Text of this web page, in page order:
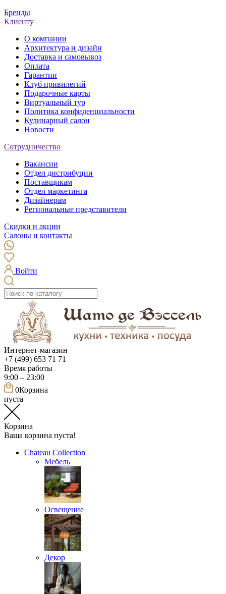
Бренды
Клиенту
О компании
Архитектура и дизайн
Доставка и самовывоз
Оплата
Гарантии
Клуб привилегий
Подарочные карты
Виртуальный тур
Политика конфиденциальности
Кулинарный салон
Новости
Сотрудничество
Вакансии
Отдел дистрибуции
Поставщикам
Отдел маркетинга
Дизайнерам
Региональные представители
Скидки и акции
Салоны и контакты
Войти
Интернет-магазин
+7 (499) 653 71 71
Время работы
9:00 – 23:00
0Корзина
пуста
Корзина
Ваша корзина пуста!
Chateau Collection
Мебель
Освещение
Декор